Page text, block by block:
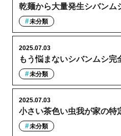
乾麺から大量発生シバンム
未分類
もう悩まないシバンムシ完
2025.07.03
未分類
小さい茶色い虫我が家の特
2025.07.03
未分類